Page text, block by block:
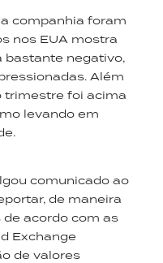
companhia foram
nos EUA mostra
bastante negativo,
Além
trimestre foi acima
levando em
comunicado ao
de maneira
acordo com as
Exchange
de valores